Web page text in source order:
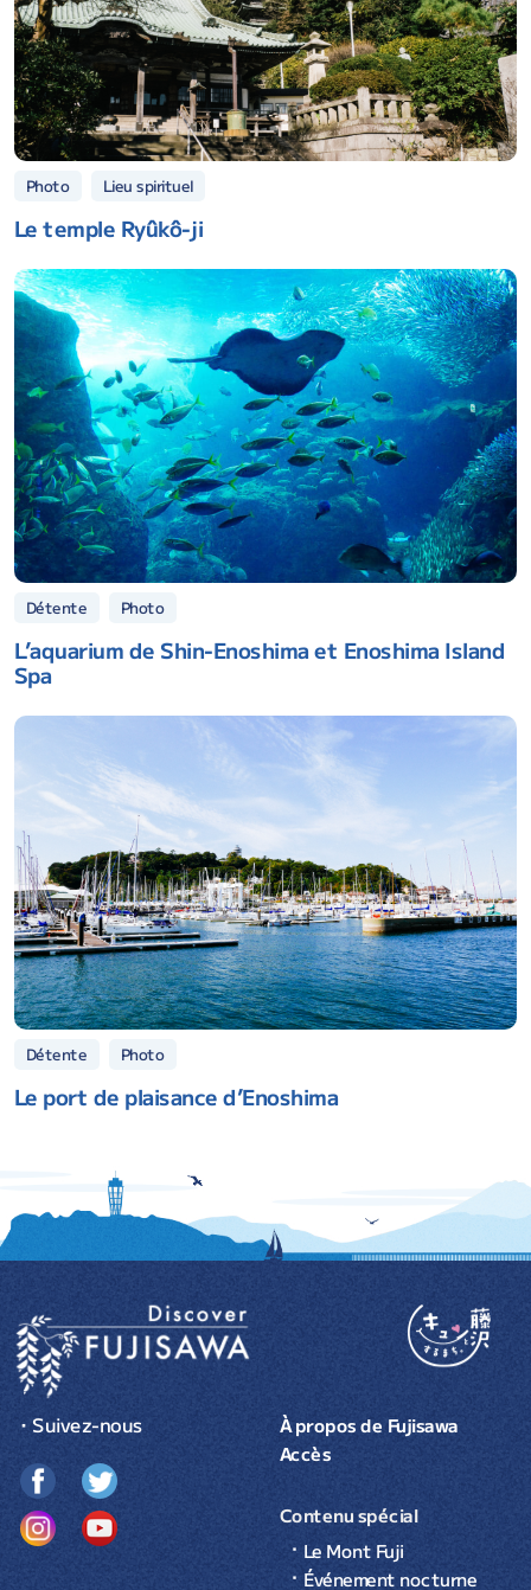
Photo Lieu spirituel
Le temple Ryûkô-ji
Détente Photo
L’aquarium de Shin-Enoshima et Enoshima Island
Spa
Détente Photo
Le port de plaisance d’Enoshima
À propos de Fujisawa
Accès
Contenu spécial
Le Mont Fuji
Événement nocturne
・Suivez-nous